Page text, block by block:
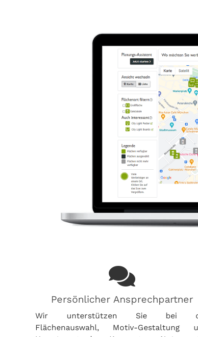
Persönlicher Ansprechpartner
Wir unterstützen Sie bei
Flächenauswahl, Motiv-Gestaltung